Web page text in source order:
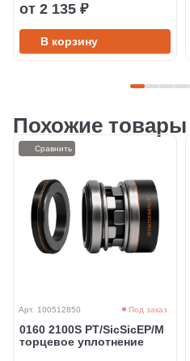
от 2 135 ₽
В корзину
Похожие товары
Арт. 100512850 Под заказ
0160 2100S PT/SicSicEP/M
торцевое уплотнение
Сравнить